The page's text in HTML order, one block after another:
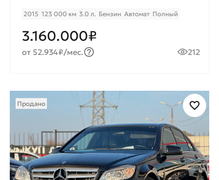
2015 123 000 км 3.0 л. Бензин Автомат Полный
3.160.000₽
от 52.934₽/мес. 212
Продано